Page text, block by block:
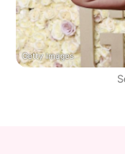
Getty Images